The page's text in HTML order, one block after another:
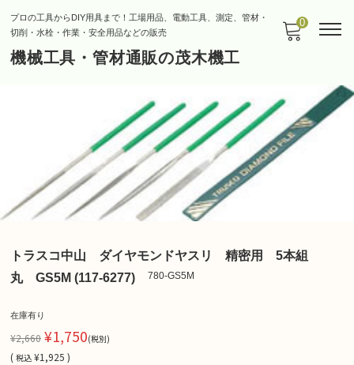
プロの工具からDIY用具まで！工場用品、電動工具、測定、管材・
切削・水栓・作業・安全用品などの販売
機械工具・管材通販の茂木機工
0
トラスコ中山 ダイヤモンドヤスリ 精密用 5本組
丸 GS5M (117-6277)
780-GS5M
在庫有り
¥2,660 ¥1,750(税別)
( 税込 ¥1,925 )